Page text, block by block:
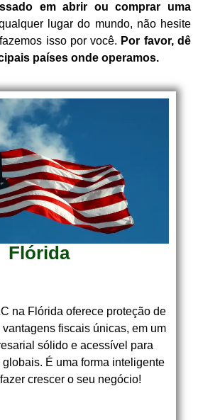
em abrir ou comprar uma
lugar do mundo, não hesite
isso por você. Por favor, dê
países onde operamos.
Flórida
na Flórida oferece proteção de
fiscais únicas, em um
sólido e acessível para
É uma forma inteligente
crescer o seu negócio!